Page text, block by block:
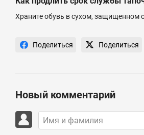
Храните обувь в сухом, защищенном
Поделиться Поделиться
Новый комментарий